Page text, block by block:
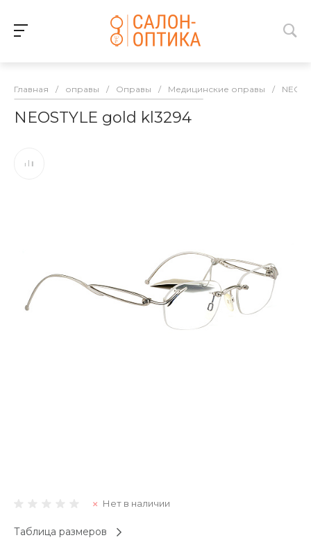
Главная / оправы / Оправы / Медицинские оправы /
NEOSTYLE gold kl3294
Нет в наличии
Таблица размеров